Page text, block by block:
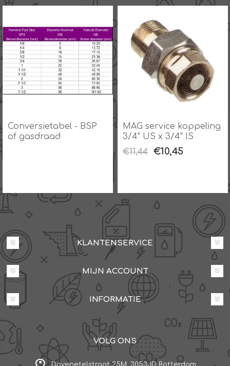
Conversietabel - BSP
of gasdraad
MAG service koppeling
3/4" US x 3/4" IS
€11,44
€10,45
KLANTENSERVICE
MIJN ACCOUNT
INFORMATIE
VOLG ONS
Dovenetelstraat 25M, 3053JD Rotterdam